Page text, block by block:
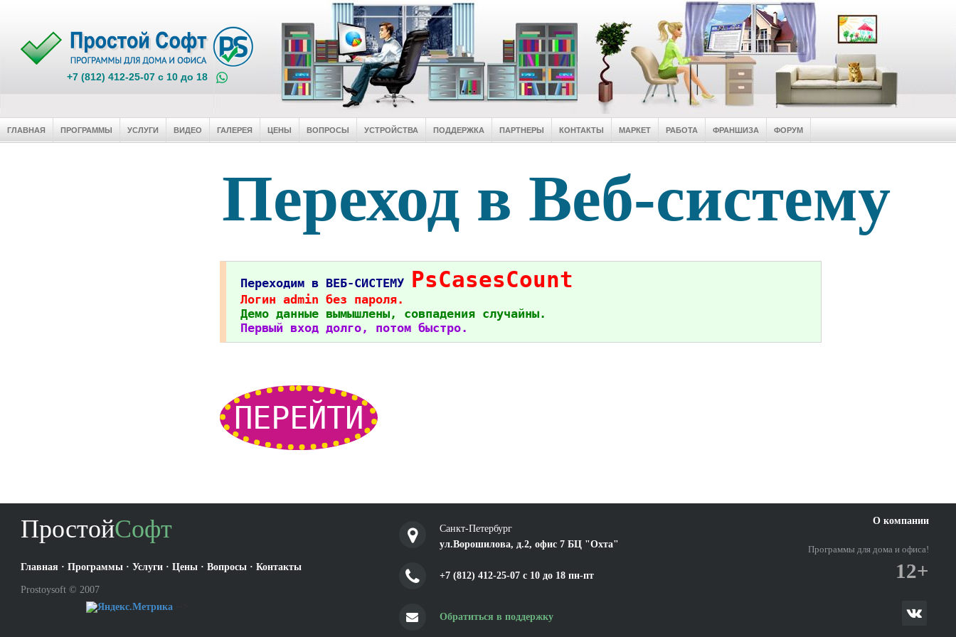
+7 (812) 412-25-07 c 10 до 18
ГЛАВНАЯ ПРОГРАММЫ УСЛУГИ ВИДЕО ГАЛЕРЕЯ ЦЕНЫ ВОПРОСЫ УСТРОЙСТВА ПОДДЕРЖКА ПАРТНЕРЫ КОНТАКТЫ МАРКЕТ РАБОТА ФРАНШИЗА ФОРУМ
Переход в Веб-систему
Переходим в ВЕБ-СИСТЕМУ PsCasesCount
Логин admin без пароля.
Демо данные вымышлены, совпадения случайны.
Первый вход долго, потом быстро.
ПЕРЕЙТИ
ПростойСофт
Главная · Программы · Услуги · Цены · Вопросы · Контакты
Prostoysoft © 2007
Санкт-Петербург
ул.Ворошилова, д.2, офис 7 БЦ "Охта"
+7 (812) 412-25-07 c 10 до 18 пн-пт
Обратиться в поддержку
О компании
Программы для дома и офиса!
12+